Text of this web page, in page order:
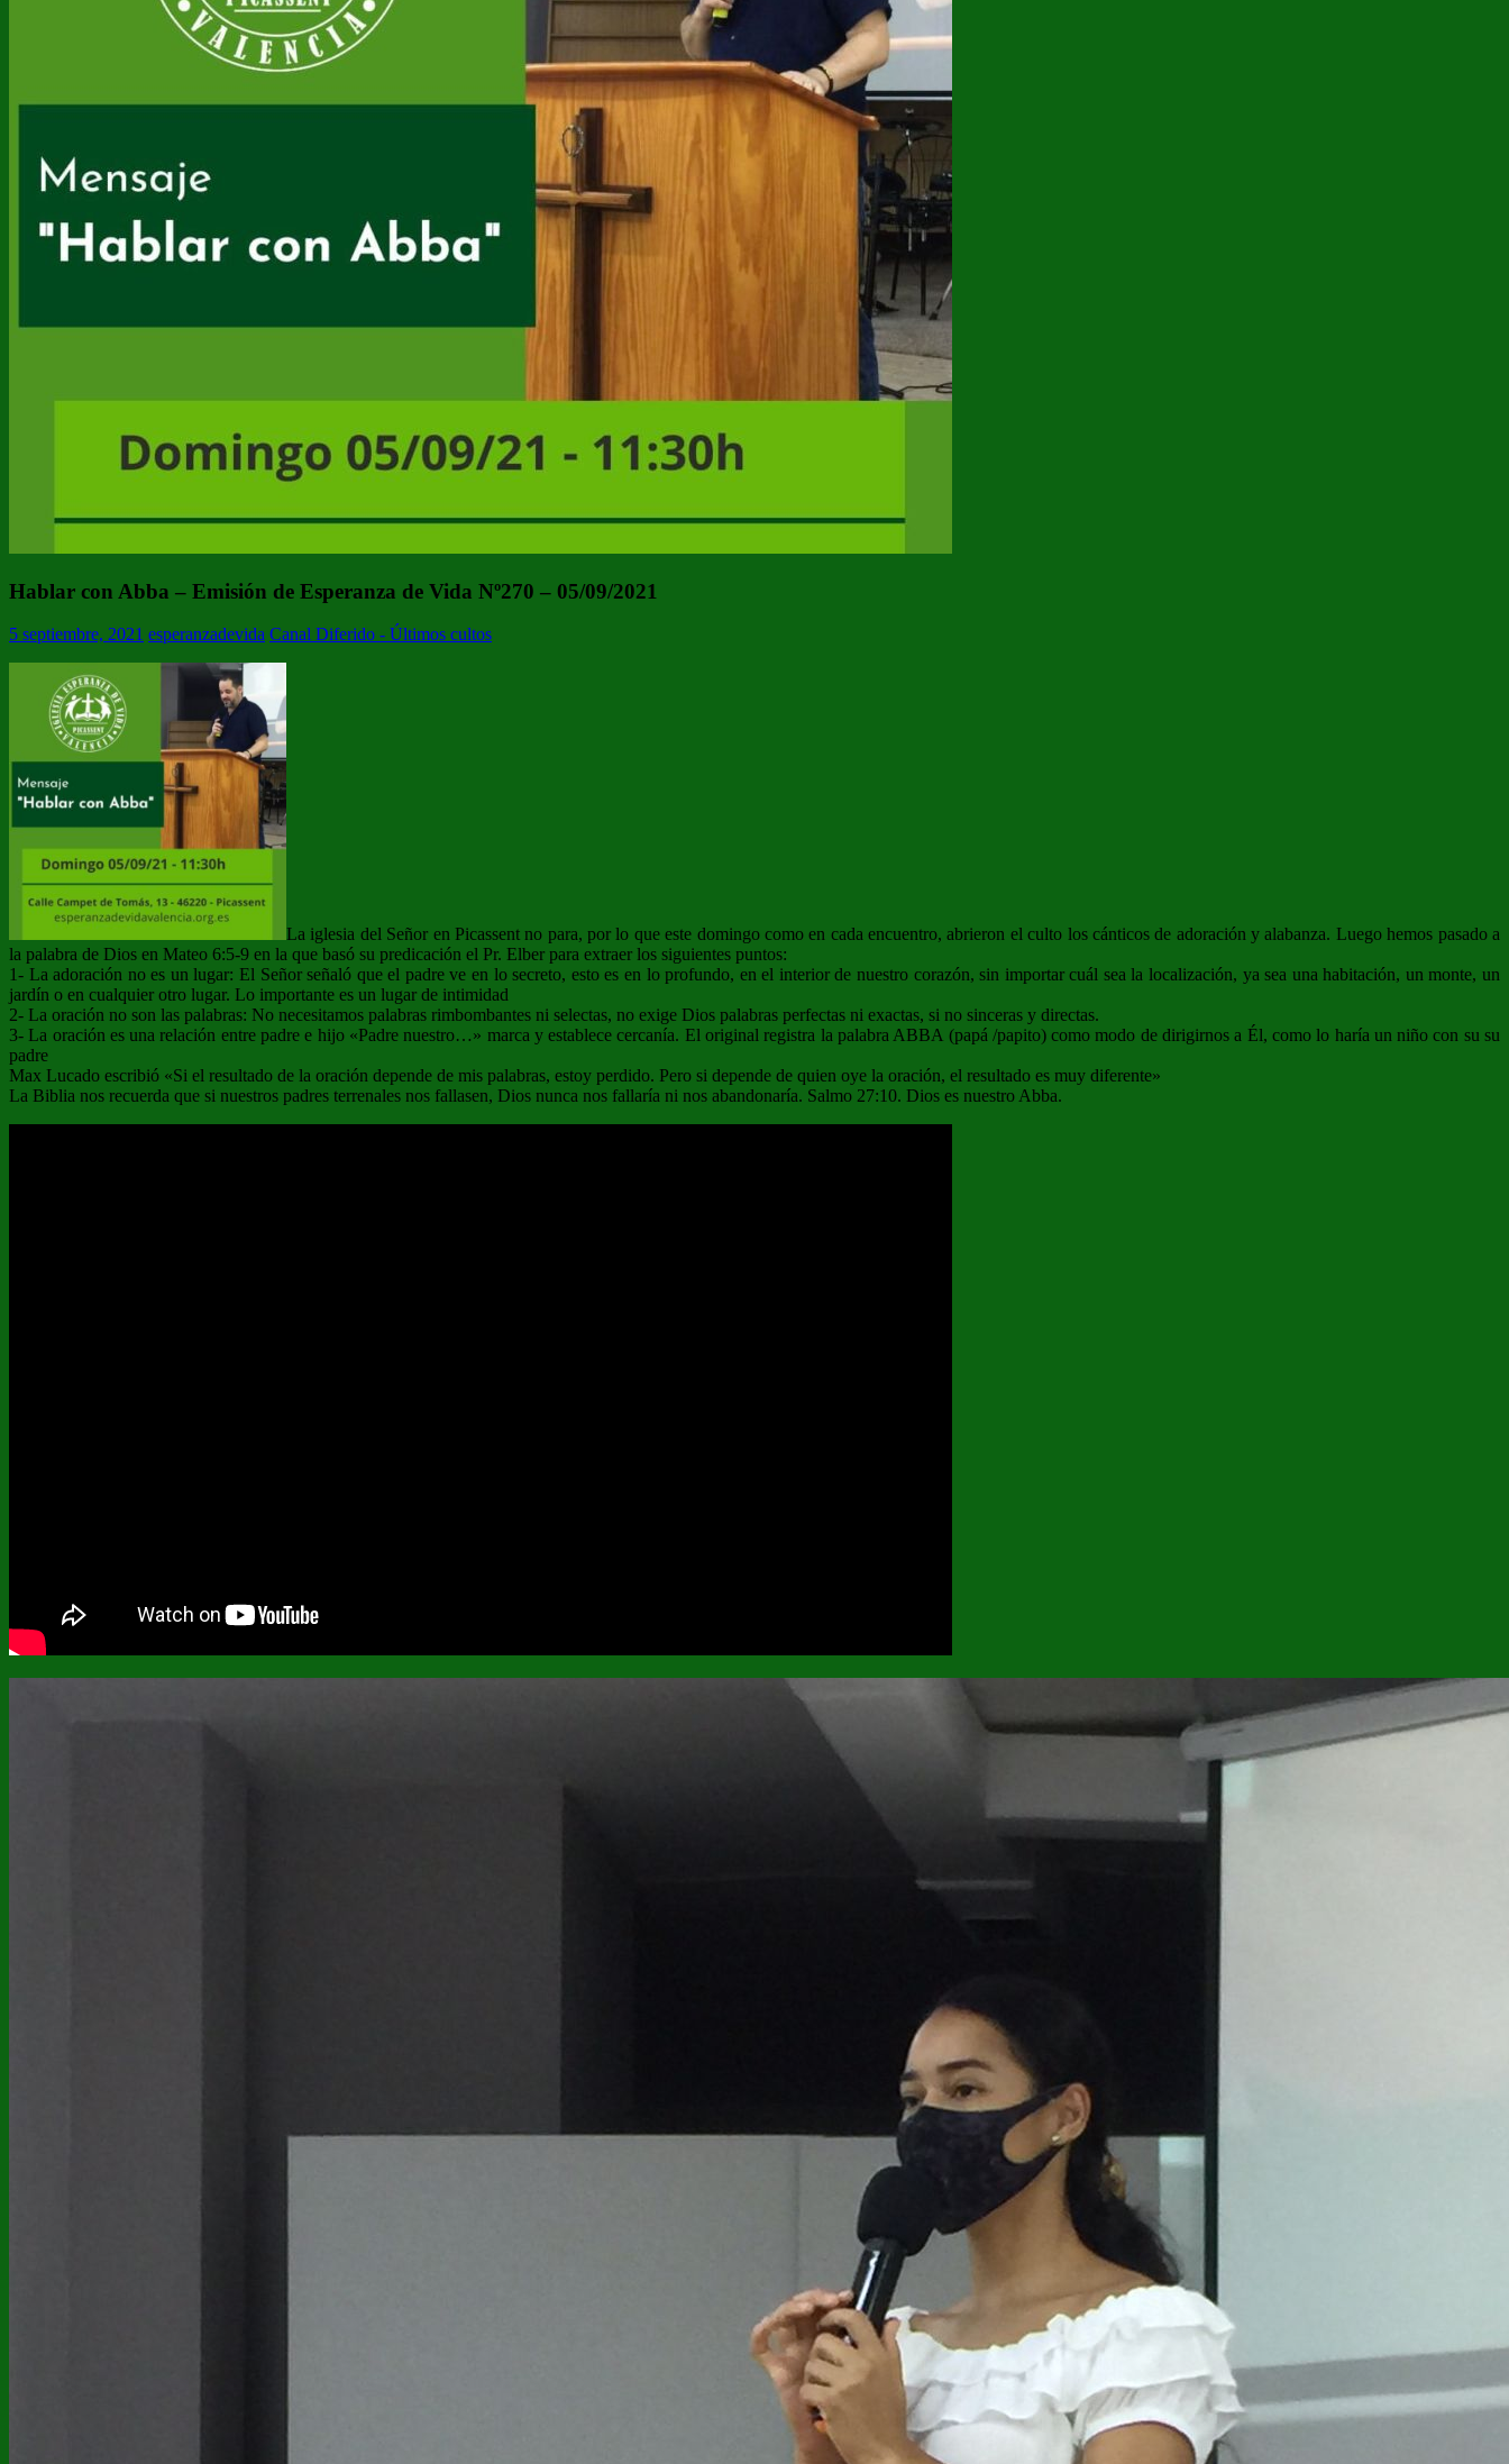
Hablar con Abba – Emisión de Esperanza de Vida Nº270 – 05/09/2021
5 septiembre, 2021 esperanzadevida Canal Diferido - Últimos cultos
La iglesia del Señor en Picassent no para, por lo que este domingo como en cada encuentro, abrieron el culto los cánticos de adoración y alabanza. Luego hemos pasado a
la palabra de Dios en Mateo 6:5-9 en la que basó su predicación el Pr. Elber para extraer los siguientes puntos:
1- La adoración no es un lugar: El Señor señaló que el padre ve en lo secreto, esto es en lo profundo, en el interior de nuestro corazón, sin importar cuál sea la localización, ya sea una habitación, un monte, un
jardín o en cualquier otro lugar. Lo importante es un lugar de intimidad
2- La oración no son las palabras: No necesitamos palabras rimbombantes ni selectas, no exige Dios palabras perfectas ni exactas, si no sinceras y directas.
3- La oración es una relación entre padre e hijo «Padre nuestro…» marca y establece cercanía. El original registra la palabra ABBA (papá /papito) como modo de dirigirnos a Él, como lo haría un niño con su su
padre
Max Lucado escribió «Si el resultado de la oración depende de mis palabras, estoy perdido. Pero si depende de quien oye la oración, el resultado es muy diferente»
La Biblia nos recuerda que si nuestros padres terrenales nos fallasen, Dios nunca nos fallaría ni nos abandonaría. Salmo 27:10. Dios es nuestro Abba.